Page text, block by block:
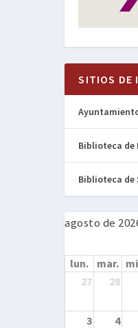
SITIOS DE
Biblioteca de
Biblioteca de
agosto de
lun. mar.
27
28
3 4